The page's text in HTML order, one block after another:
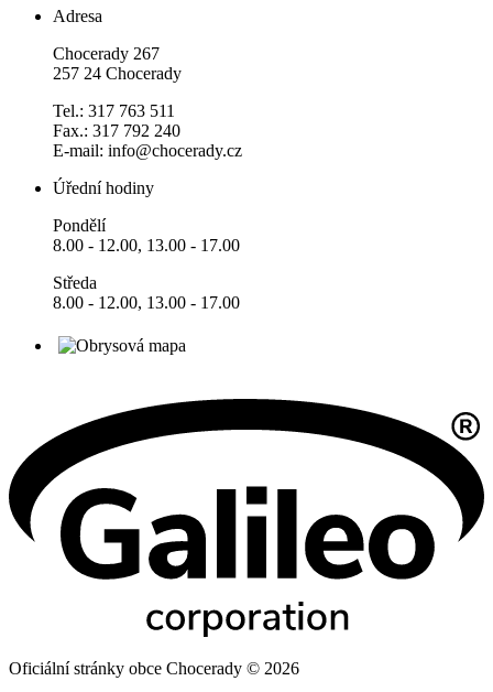
Adresa
Chocerady 267
257 24 Chocerady
Tel.: 317 763 511
Fax.: 317 792 240
E-mail: info@chocerady.cz
Úřední hodiny
Pondělí
8.00 - 12.00, 13.00 - 17.00
Středa
8.00 - 12.00, 13.00 - 17.00
Oficiální stránky obce Chocerady © 2026